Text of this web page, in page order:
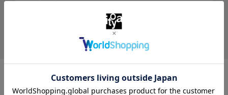
メルシーID・パスワードを忘れた方